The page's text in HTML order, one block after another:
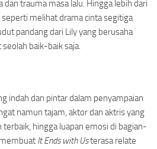
dan trauma masa lalu. Hingga lebih dari
melihat drama cinta segitiga
pandang dari Lily yang berusaha
baik-baik saja.
indah dan pintar dalam penyampaian
namun tajam, aktor dan aktris yang
hingga luapan emosi di bagian-
It Ends with Usterasarelate